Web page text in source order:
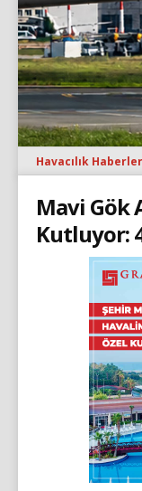
Havacılık
Mavi Gök
Kutluyor: